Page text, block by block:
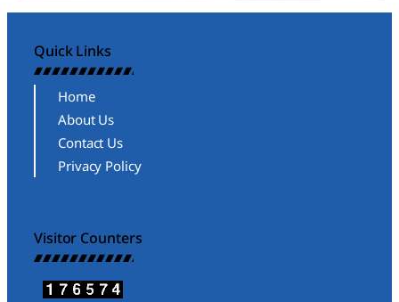
Quick Links
Home
About Us
Contact Us
Privacy Policy
Visitor Counters